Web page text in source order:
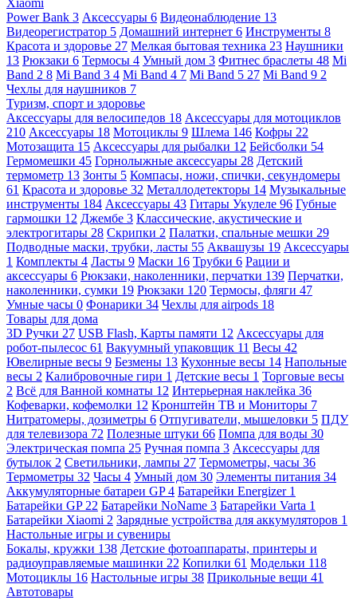
Power Bank 3 Аксессуары 6 Видеонаблюдение 13
Видеорегистратор 5 Домашний интернет 6 Инструменты 8
Красота и здоровье 27 Мелкая бытовая техника 23 Наушники
13 Рюкзаки 6 Термосы 4 Умный дом 3 Фитнес браслеты 48 Mi
Band 2 8 Mi Band 3 4 Mi Band 4 7 Mi Band 5 27 Mi Band 9 2
Чехлы для наушников 7
Туризм, спорт и здоровье
Аксессуары для велосипедов 18 Аксессуары для мотоциклов
210 Аксессуары 18 Мотоциклы 9 Шлема 146 Кофры 22
Мотозащита 15 Аксессуары для рыбалки 12 Бейсболки 54
Гермомешки 45 Горнолыжные аксессуары 28 Детский
термометр 13 Зонты 5 Компасы, ножи, спички, секундомеры
61 Красота и здоровье 32 Металлодетекторы 14 Музыкальные
инструменты 184 Аксессуары 43 Гитары Укулеле 96 Губные
гармошки 12 Джембе 3 Классические, акустические и
электрогитары 28 Скрипки 2 Палатки, спальные мешки 29
Подводные маски, трубки, ласты 55 Аквашузы 19 Аксессуары
1 Комплекты 4 Ласты 9 Маски 16 Трубки 6 Рации и
аксессуары 6 Рюкзаки, наколенники, перчатки 139 Перчатки,
наколенники, сумки 19 Рюкзаки 120 Термосы, фляги 47
Умные часы 0 Фонарики 34 Чехлы для airpods 18
Товары для дома
3D Ручки 27 USB Flash, Карты памяти 12 Аксессуары для
робот-пылесос 61 Вакуумный упаковщик 11 Весы 42
Ювелирные весы 9 Безмены 13 Кухонные весы 14 Напольные
весы 2 Калибровочные гири 1 Детские весы 1 Торговые весы
2 Всё для Ванной комнаты 12 Интерьерная наклейка 36
Кофеварки, кофемолки 12 Кронштейн ТВ и Мониторы 7
Нитратомеры, дозиметры 6 Отпугиватели, мышеловки 5 ПДУ
для телевизора 72 Полезные штуки 66 Помпа для воды 30
Электрическая помпа 25 Ручная помпа 3 Аксессуары для
бутылок 2 Светильники, лампы 27 Термометры, часы 36
Термометры 32 Часы 4 Умный дом 30 Элементы питания 34
Аккумуляторные батареи GP4 Батарейки Energizer 1
Батарейки GP 22 Батарейки NoName 3 Батарейки Varta 1
Батарейки Xiaomi 2 Зарядные устройства для аккумуляторов 1
Настольные игры и сувениры
Бокалы, кружки 138 Детские фотоаппараты, принтеры и
радиоуправляемые машинки 22 Копилки 61 Модельки 118
Мотоциклы 16 Настольные игры 38 Прикольные вещи 41
Автотовары